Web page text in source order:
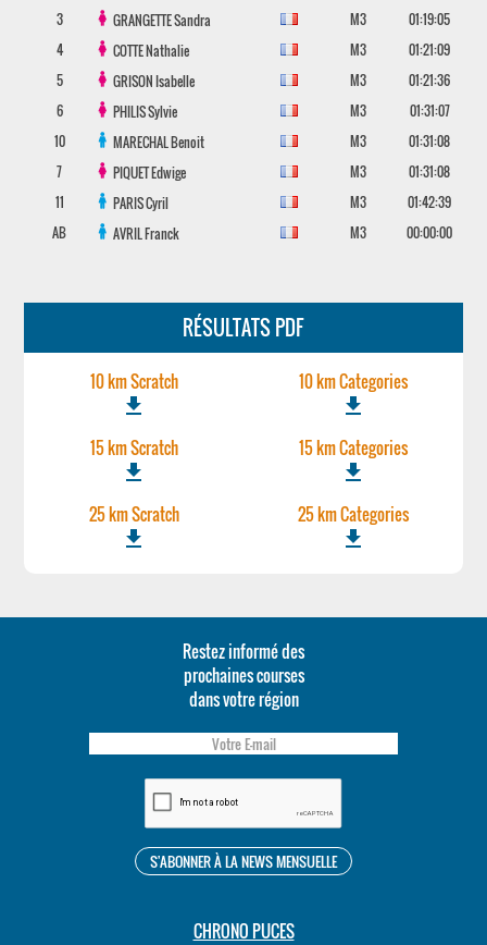
3
GRANGETTESandra M3
01:19:05
4
COTTENathalie M3
01:21:09
5
GRISONIsabelle M3
01:21:36
6
PHILISSylvie M3
01:31:07
10
MARECHALBenoit M3
01:31:08
7
PIQUETEdwige M3
01:31:08
11
PARISCyril M3
01:42:39
AB
AVRILFranck M3 00:00:00
RÉSULTATS PDF
10 km Scratch
file_download
10 km Categories
file_download
15 km Scratch
file_download
15 km Categories
file_download
25 km Scratch
file_download
25 km Categories
file_download
Restez informé des
prochaines courses
dans votre région
CHRONO PUCES